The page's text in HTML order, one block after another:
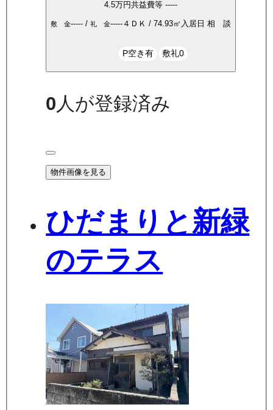
4.5万円共益費等-----
敷 金----- /礼 金----- ４ＤＫ /74.93㎡ 入居日相 談
P空き有 敷礼0
0 人が登録済み
物件画像を見る
ひだまりと新緑
のテラス